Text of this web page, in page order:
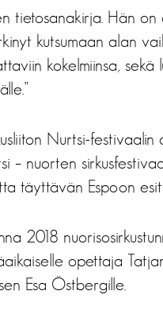
tietosanakirja. Hän
kutsumaan alan
kokelmiinsa,
Nurtsi-festivaalin
– nuorten
täyttävän Espoon
2018
opettaja
Esa Östbergille.